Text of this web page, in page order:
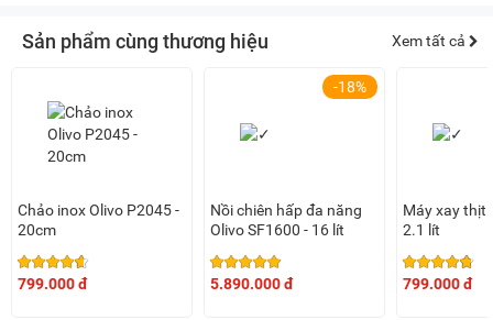
Sản phẩm cùng thương hiệu Xem tất cả
Chảo inox Olivo P2045 -
20cm
799.000 đ
-18%
Nồi chiên hấp đa năng
Olivo SF1600 - 16 lít
5.890.000 đ
Máy xay thịt
2.1 lít
799.000 đ